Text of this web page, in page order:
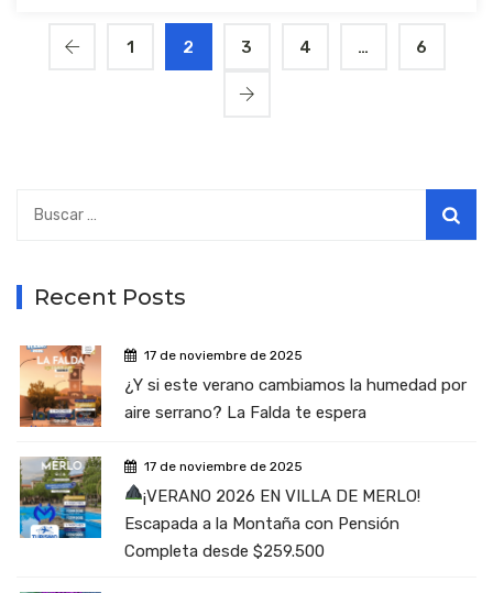
1 2 3 4 … 6
Recent Posts
17 de noviembre de 2025
¿Y si este verano cambiamos la humedad por
aire serrano? La Falda te espera
17 de noviembre de 2025
¡VERANO 2026 EN VILLA DE MERLO!
Escapada a la Montaña con Pensión
Completa desde $259.500